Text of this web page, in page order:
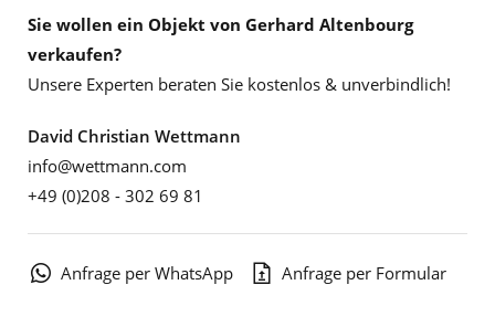
Sie wollen ein Objekt von Gerhard Altenbourg
verkaufen?
Unsere Experten beraten Sie kostenlos & unverbindlich!
David Christian Wettmann
info@wettmann.com
+49 (0)208 - 302 69 81
Anfrage per WhatsApp Anfrage per Formular